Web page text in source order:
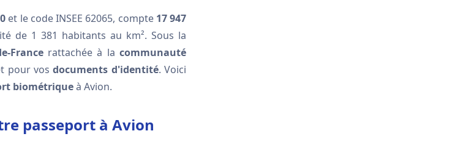
et le code INSEE 62065, compte 17 947
de 1 381 habitants au km². Sous la
Francerattachée à lacommunauté
pour vosdocuments d'identité. Voici
biométriqueà Avion.
passeport à Avion